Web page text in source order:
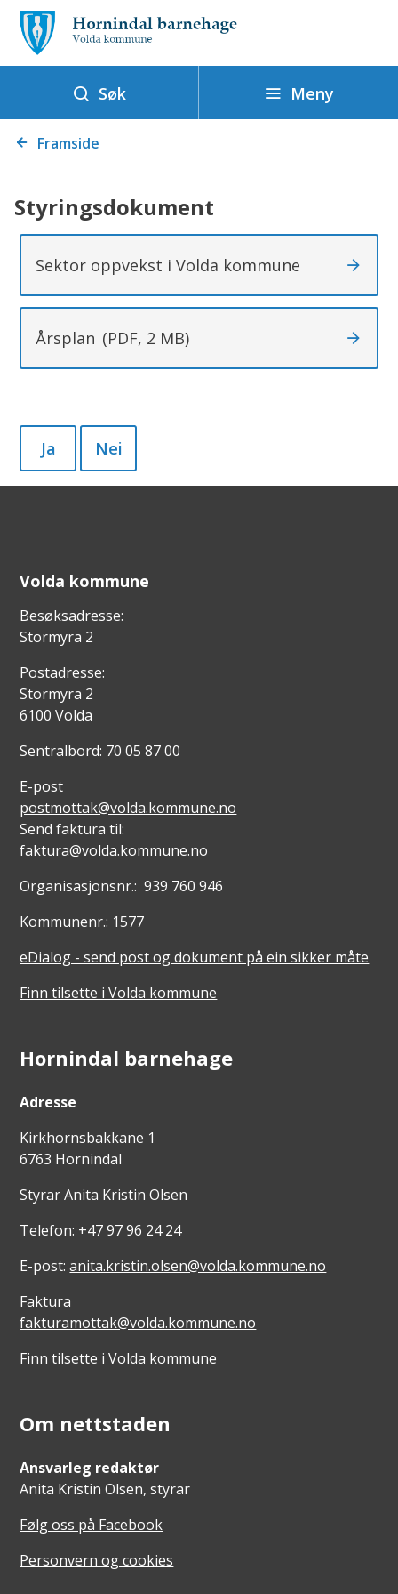
r
i
b
a
r
h
Søk Meny
Du Framside
Styringsdokument
Sektor oppvekst i Volda kommune
Årsplan (PDF, 2 MB)
Ja Nei
Volda kommune
Besøksadresse:
Stormyra 2
Postadresse:
Stormyra 2
6100 Volda
Sentralbord: 70 05 87 00
E-post
postmottak@volda.kommune.no
Send faktura til:
faktura@volda.kommune.no
Organisasjonsnr.: 939 760 946
Kommunenr.: 1577
eDialog - send post og dokument på ein sikker måte
Finn tilsette i Volda kommune
Hornindal barnehage
Adresse
Kirkhornsbakkane 1
6763 Hornindal
Styrar Anita Kristin Olsen
Telefon: +47 97 96 24 24
E-post:anita.kristin.olsen@volda.kommune.no
Faktura
fakturamottak@volda.kommune.no
Finn tilsette i Volda kommune
Om nettstaden
Ansvarleg redaktør
Anita Kristin Olsen, styrar
Følg oss på Facebook
Personvern og cookies